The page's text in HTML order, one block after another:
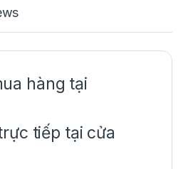
hàng tại
tiếp tại cửa